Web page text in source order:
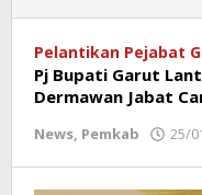
Pelantikan Pejabat
Pj Bupati Garut
Dermawan Jabat
News, Pemkab 25/